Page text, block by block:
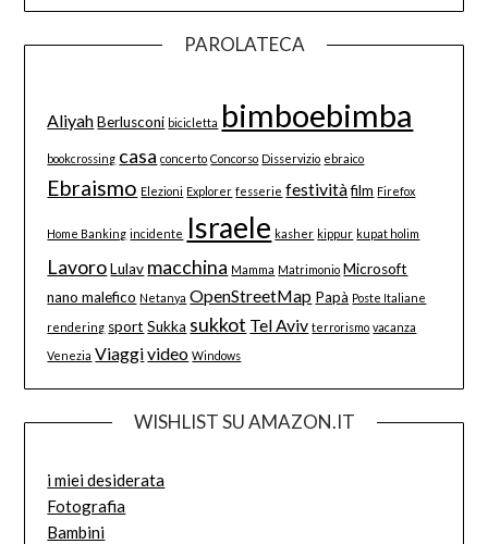
PAROLATECA
Aliyah Berlusconi bicicletta bimboebimba
bookcrossing casa concerto Concorso Disservizio ebraico
Ebraismo Elezioni Explorer fesserie festività film Firefox
Home Banking incidente Israele kasher kippur kupat holim
Lavoro Lulav macchina Mamma Matrimonio Microsoft
nano malefico Netanya OpenStreetMap Papà Poste Italiane
rendering sport Sukka sukkot Tel Aviv terrorismo vacanza
Venezia Viaggivideo Windows
WISHLIST SU AMAZON.IT
i miei desiderata
Fotografia
Bambini